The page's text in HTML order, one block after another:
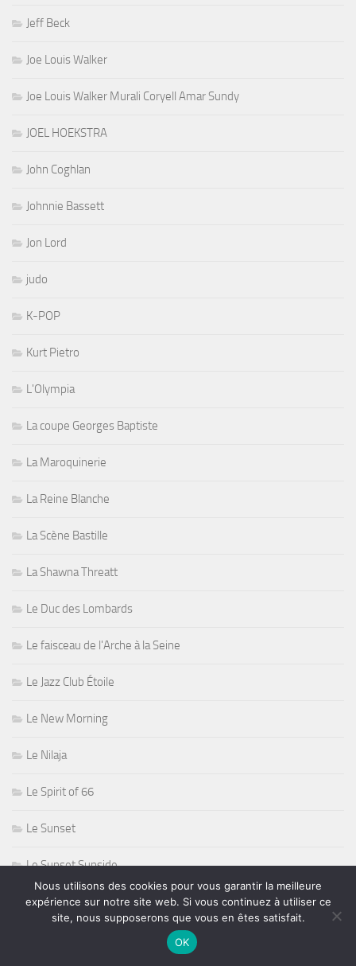
Jeff Beck
Joe Louis Walker
Joe Louis Walker Murali Coryell Amar Sundy
JOEL HOEKSTRA
John Coghlan
Johnnie Bassett
Jon Lord
judo
K-POP
Kurt Pietro
L'Olympia
La coupe Georges Baptiste
La Maroquinerie
La Reine Blanche
La Scène Bastille
La Shawna Threatt
Le Duc des Lombards
Le faisceau de l'Arche à la Seine
Le Jazz Club Étoile
Le New Morning
Le Nilaja
Le Spirit of 66
Le Sunset
Le Sunset Sunside
Le Sunside
Nous utilisons des cookies pour vous garantir la meilleure
expérience sur notre site web. Si vous continuez à utiliser ce
site, nous supposerons que vous en êtes satisfait.
OK